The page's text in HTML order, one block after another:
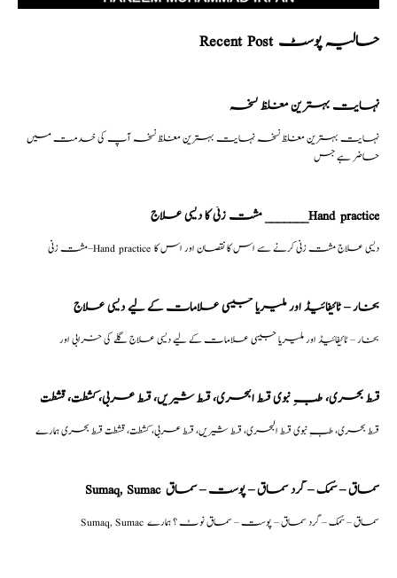
Recent Post حالیہ پوسٹ
نہایت بہترین مغلظ نسخہ
نہایت بہترین مغلظ نسخہ نہایت بہترین مغلظ نسخہ آپ کی خدمت میں
حاضر ہے جس
مشت زنی کا دیسی علاج _______Hand practice
مشت زنی–Hand practice دیسی علاج مشت زنی کرنے سے اس کا نقصان اور اس کا
بخار – ٹائیفائیڈ اور ملیریا جیسی علامات کے لیے دیسی علاج
بخار – ٹائیفائیڈ اور ملیریا جیسی علامات کے لیے دیسی علاج گلے کی خرابی اور
قسط بحری، طبِ نبوی قسط البحری، قسط شیریں، قسط عربی، كشطت، قشطت
قسط بحری، طبِ نبوی قسط البحری، قسط شیریں، قسط عربی، كشطت، قشطت قسط بحری ہمارے
Sumaq, Sumac سماق – سُمک – گرد سماق – پوست – سماق
Sumaq, Sumac سماق – سُمک – گرد سماق – پوست – سماق نوٹ ؟ ہمارے